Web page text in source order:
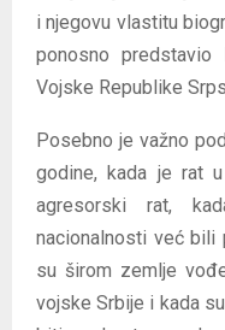
i njegovu vlastitu
ponosno predstavio
Vojske Republike
Posebno je važno
godine, kada je rat
agresorski rat,
nacionalnosti već bili
su širom zemlje
vojske Srbije i kada